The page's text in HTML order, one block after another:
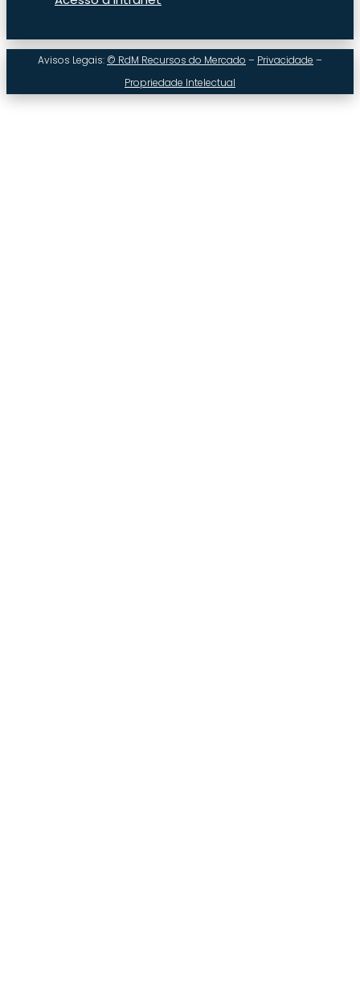
Avisos Legais: © RdM Recursos do Mercado – Privacidade –
Propriedade Intelectual